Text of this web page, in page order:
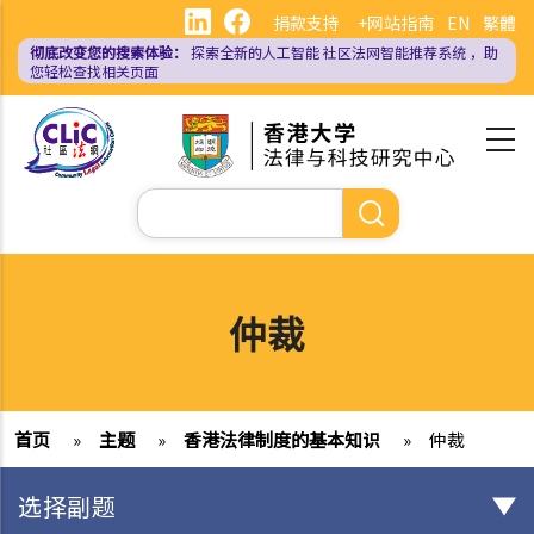
主
EN 繁體
捐款支持 +网站指南
彻底改变您的搜索体验： 探索全新的人工智能社区法网智能推荐系统 ，助
您轻松查找相关页面
搜
索
仲裁
首页 » 主题 » 香港法律制度的基本知识 » 仲裁
选择副题